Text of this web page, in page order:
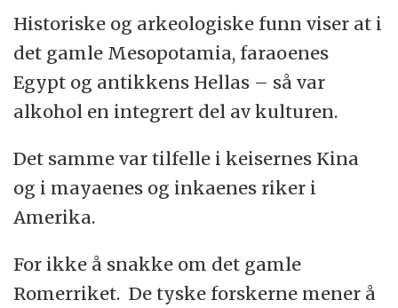
Historiske og arkeologiske funn viser at i
det gamle Mesopotamia, faraoenes
Egypt og antikkens Hellas – så var
alkohol en integrert del av kulturen.
Det samme var tilfelle i keisernes Kina
og i mayaenes og inkaenes riker i
Amerika.
For ikke å snakke om det gamle
Romerriket. De tyske forskerne mener å